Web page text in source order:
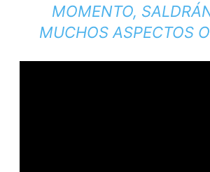
MOMENTO,
MUCHOS ASPECTOS